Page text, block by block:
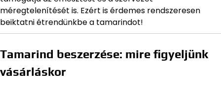
méregtelenítését is. Ezért is érdemes rendszeresen
beiktatni étrendünkbe a tamarindot!
Tamarind beszerzése: mire figyeljünk
vásárláskor